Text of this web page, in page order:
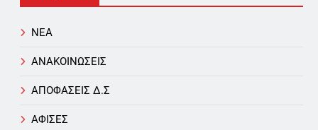
NEA
ΑΝΑΚΟΙΝΩΣΕΙΣ
ΑΠΟΦΑΣΕΙΣ Δ.Σ
ΑΦΙΣΕΣ